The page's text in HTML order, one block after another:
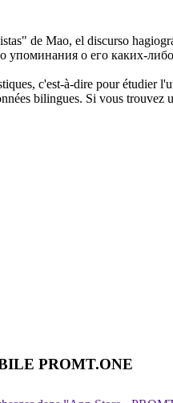
de Mao, el discurso
упоминания о его каких-
c'est-à-dire pour étudier
bilingues. Si vous
PROMT.ONE